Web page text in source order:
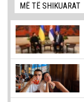
MË TË SHIKUARAT